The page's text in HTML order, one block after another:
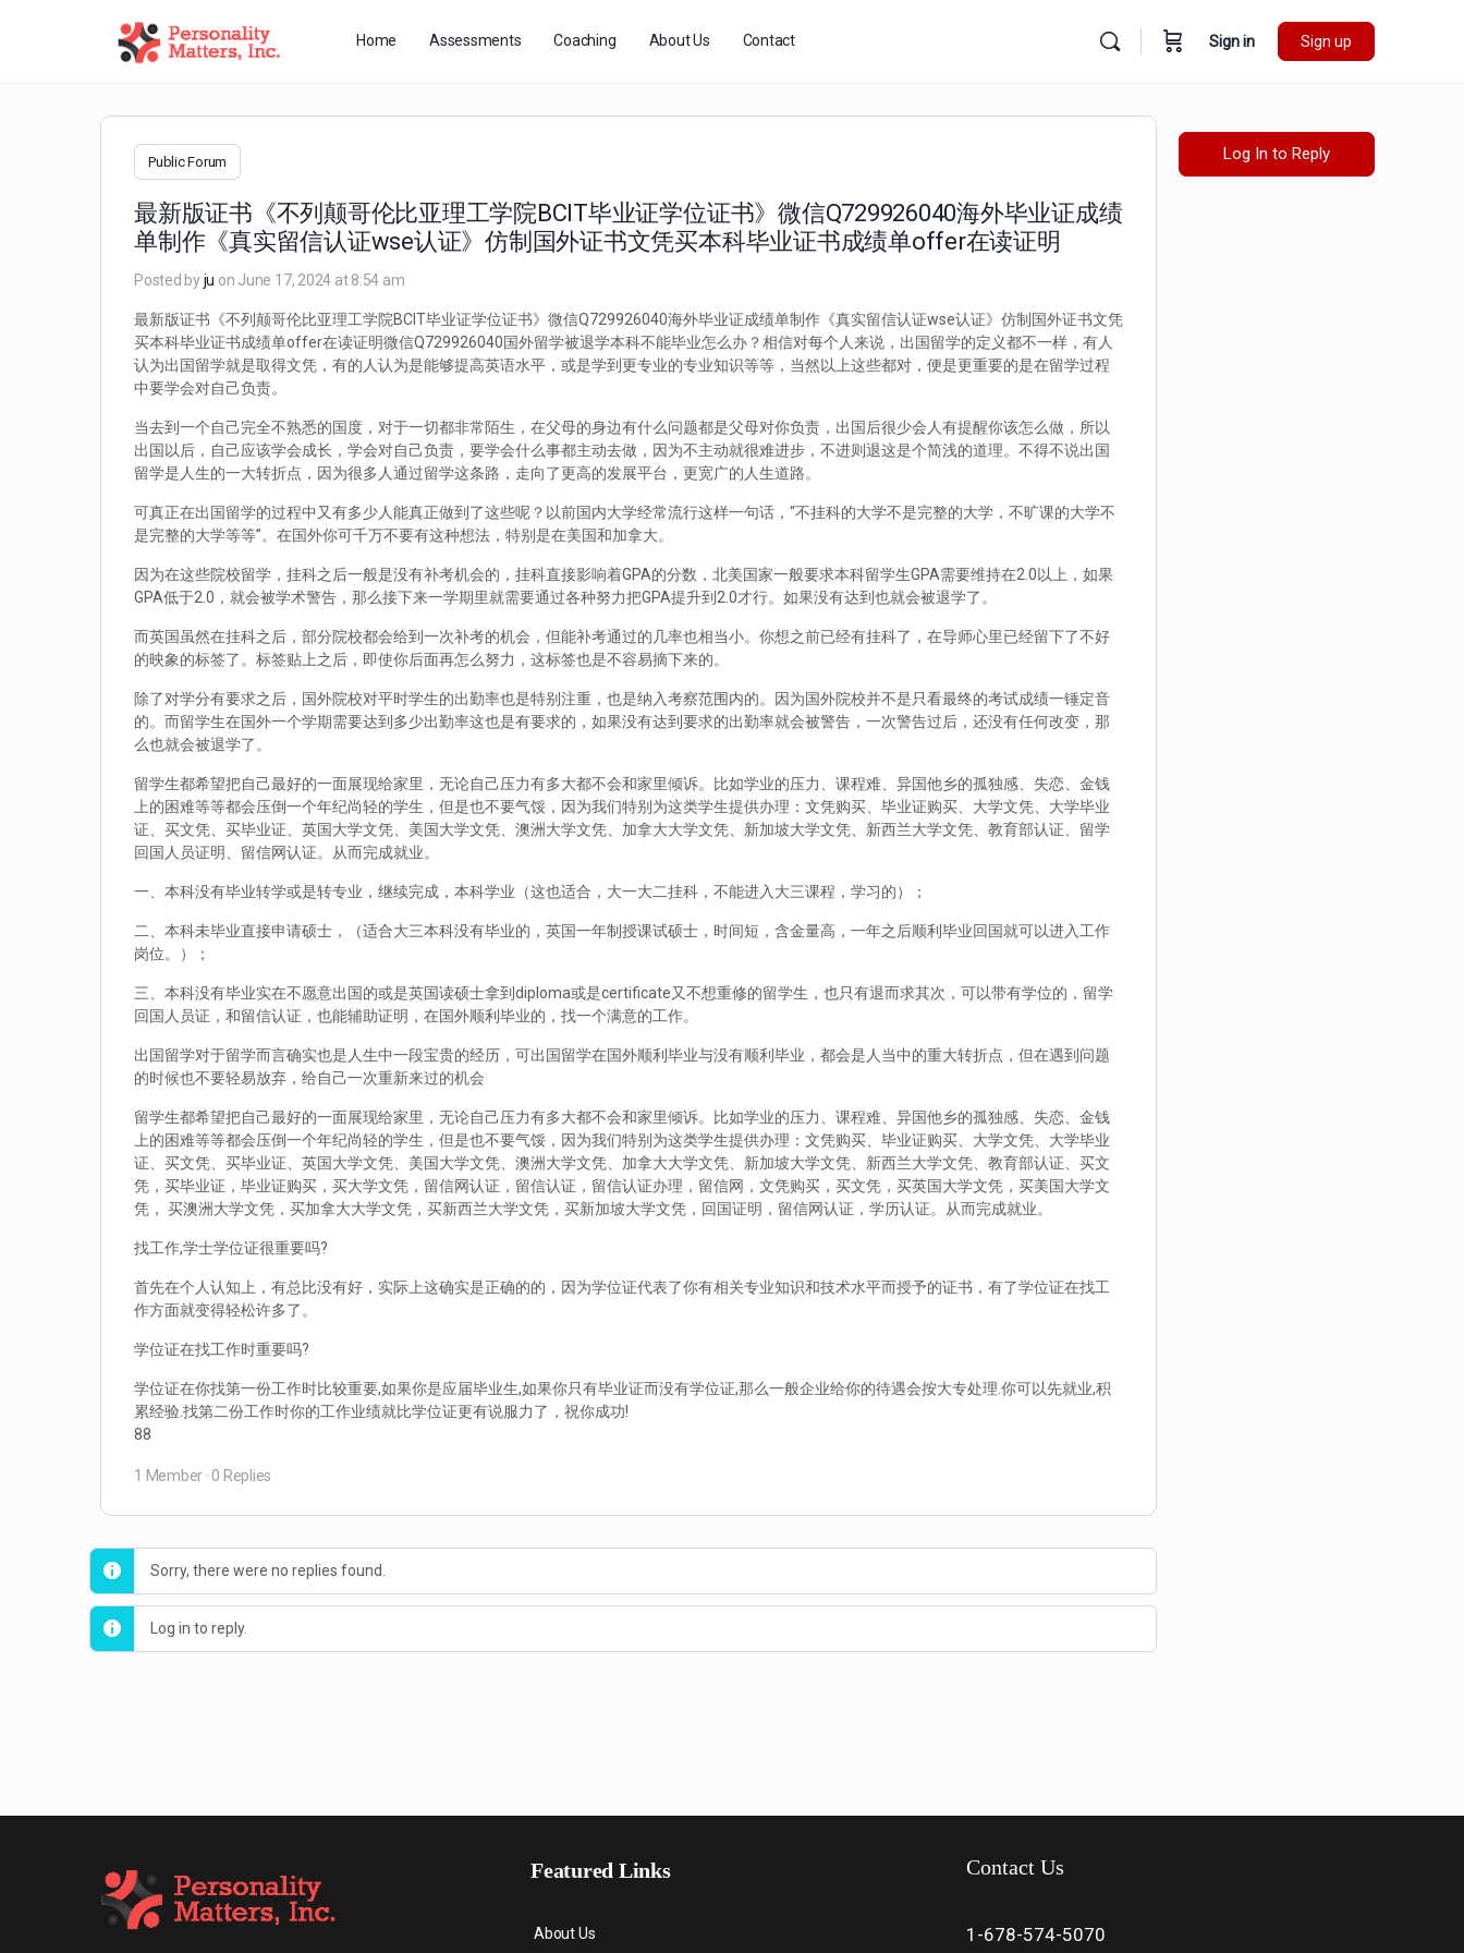
Home Assessments Coaching About Us Contact Sign in Sign up
Public Forum
最新版证书《不列颠哥伦比亚理工学院BCIT毕业证学位证书》微信Q729926040海外毕业证成绩
单制作《真实留信认证wse认证》仿制国外证书文凭买本科毕业证书成绩单offer在读证明
Posted byju on June 17, 2024 at 8:54 am
最新版证书《不列颠哥伦比亚理工学院BCIT毕业证学位证书》微信Q729926040海外毕业证成绩单制作《真实留信认证wse认证》仿制国外证书文凭
买本科毕业证书成绩单offer在读证明微信Q729926040国外留学被退学本科不能毕业怎么办？相信对每个人来说，出国留学的定义都不一样，有人
认为出国留学就是取得文凭，有的人认为是能够提高英语水平，或是学到更专业的专业知识等等，当然以上这些都对，便是更重要的是在留学过程
中要学会对自己负责。
当去到一个自己完全不熟悉的国度，对于一切都非常陌生，在父母的身边有什么问题都是父母对你负责，出国后很少会人有提醒你该怎么做，所以
出国以后，自己应该学会成长，学会对自己负责，要学会什么事都主动去做，因为不主动就很难进步，不进则退这是个简浅的道理。不得不说出国
留学是人生的一大转折点，因为很多人通过留学这条路，走向了更高的发展平台，更宽广的人生道路。
可真正在出国留学的过程中又有多少人能真正做到了这些呢？以前国内大学经常流行这样一句话，“不挂科的大学不是完整的大学，不旷课的大学不
是完整的大学等等”。在国外你可千万不要有这种想法，特别是在美国和加拿大。
因为在这些院校留学，挂科之后一般是没有补考机会的，挂科直接影响着GPA的分数，北美国家一般要求本科留学生GPA需要维持在2.0以上，如果
GPA低于2.0，就会被学术警告，那么接下来一学期里就需要通过各种努力把GPA提升到2.0才行。如果没有达到也就会被退学了。
而英国虽然在挂科之后，部分院校都会给到一次补考的机会，但能补考通过的几率也相当小。你想之前已经有挂科了，在导师心里已经留下了不好
的映象的标签了。标签贴上之后，即使你后面再怎么努力，这标签也是不容易摘下来的。
除了对学分有要求之后，国外院校对平时学生的出勤率也是特别注重，也是纳入考察范围内的。因为国外院校并不是只看最终的考试成绩一锤定音
的。而留学生在国外一个学期需要达到多少出勤率这也是有要求的，如果没有达到要求的出勤率就会被警告，一次警告过后，还没有任何改变，那
么也就会被退学了。
留学生都希望把自己最好的一面展现给家里，无论自己压力有多大都不会和家里倾诉。比如学业的压力、课程难、异国他乡的孤独感、失恋、金钱
上的困难等等都会压倒一个年纪尚轻的学生，但是也不要气馁，因为我们特别为这类学生提供办理：文凭购买、毕业证购买、大学文凭、大学毕业
证、买文凭、买毕业证、英国大学文凭、美国大学文凭、澳洲大学文凭、加拿大大学文凭、新加坡大学文凭、新西兰大学文凭、教育部认证、留学
回国人员证明、留信网认证。从而完成就业。
一、本科没有毕业转学或是转专业，继续完成，本科学业（这也适合，大一大二挂科，不能进入大三课程，学习的）；
二、本科未毕业直接申请硕士，（适合大三本科没有毕业的，英国一年制授课试硕士，时间短，含金量高，一年之后顺利毕业回国就可以进入工作
岗位。）；
三、本科没有毕业实在不愿意出国的或是英国读硕士拿到diploma或是certificate又不想重修的留学生，也只有退而求其次，可以带有学位的，留学
回国人员证，和留信认证，也能辅助证明，在国外顺利毕业的，找一个满意的工作。
出国留学对于留学而言确实也是人生中一段宝贵的经历，可出国留学在国外顺利毕业与没有顺利毕业，都会是人当中的重大转折点，但在遇到问题
的时候也不要轻易放弃，给自己一次重新来过的机会
留学生都希望把自己最好的一面展现给家里，无论自己压力有多大都不会和家里倾诉。比如学业的压力、课程难、异国他乡的孤独感、失恋、金钱
上的困难等等都会压倒一个年纪尚轻的学生，但是也不要气馁，因为我们特别为这类学生提供办理：文凭购买、毕业证购买、大学文凭、大学毕业
证、买文凭、买毕业证、英国大学文凭、美国大学文凭、澳洲大学文凭、加拿大大学文凭、新加坡大学文凭、新西兰大学文凭、教育部认证、买文
凭，买毕业证，毕业证购买，买大学文凭，留信网认证，留信认证，留信认证办理，留信网，文凭购买，买文凭，买英国大学文凭，买美国大学文
凭， 买澳洲大学文凭，买加拿大大学文凭，买新西兰大学文凭，买新加坡大学文凭，回国证明，留信网认证，学历认证。从而完成就业。
找工作,学士学位证很重要吗?
首先在个人认知上，有总比没有好，实际上这确实是正确的的，因为学位证代表了你有相关专业知识和技术水平而授予的证书，有了学位证在找工
作方面就变得轻松许多了。
学位证在找工作时重要吗?
学位证在你找第一份工作时比较重要,如果你是应届毕业生,如果你只有毕业证而没有学位证,那么一般企业给你的待遇会按大专处理.你可以先就业,积
累经验.找第二份工作时你的工作业绩就比学位证更有说服力了，祝你成功!
88
1 Member · 0 Replies
Sorry, there were no replies found.
Log in to reply.
Log In to Reply
Featured Links
About Us
Contact Us
1-678-574-5070